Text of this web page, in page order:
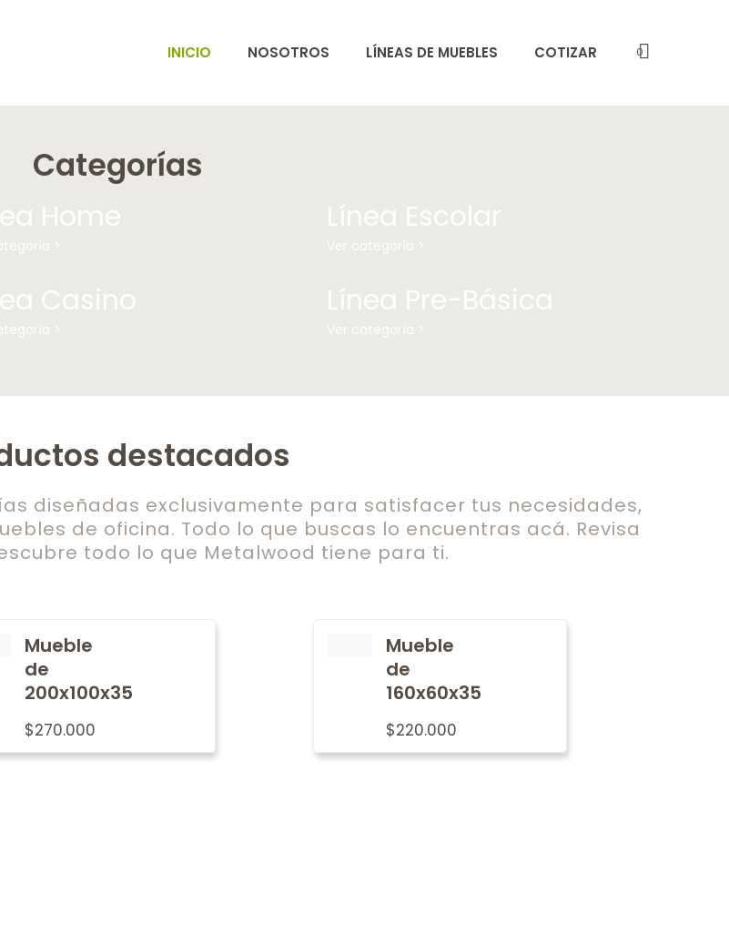
INICIO NOSOTROS LÍNEAS DE MUEBLES COTIZAR 0
Categorías
Home
>
Línea Escolar
Ver categoría >
Casino
>
Línea Pre-Básica
Ver categoría >
destacados
diseñadas exclusivamente para satisfacer tus necesidades,
de oficina. Todo lo que buscas lo encuentras acá. Revisa
todo lo que Metalwood tiene para ti.
Mueble
de
200x100x35
$270.000
Mueble
de
160x60x35
$220.000